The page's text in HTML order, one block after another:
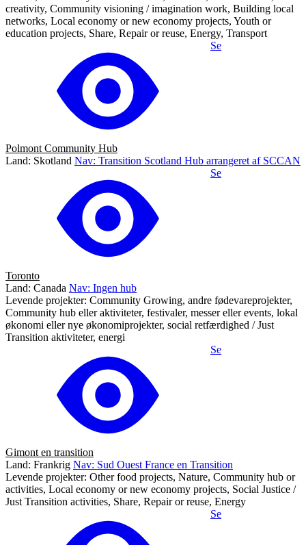
creativity, Community visioning / imagination work, Building local
networks, Local economy or new economy projects, Youth or
education projects, Share, Repair or reuse, Energy, Transport
Se
Polmont Community Hub
Land: Skotland Nav: Transition Scotland Hub arrangeret af SCCAN
Se
Toronto
Land: Canada Nav: Ingen hub
Levende projekter: Community Growing, andre fødevareprojekter,
Community hub eller aktiviteter, festivaler, messer eller events, lokal
økonomi eller nye økonomiprojekter, social retfærdighed / Just
Transition aktiviteter, energi
Se
Gimont en transition
Land: Frankrig Nav: Sud Ouest France en Transition
Levende projekter: Other food projects, Nature, Community hub or
activities, Local economy or new economy projects, Social Justice /
Just Transition activities, Share, Repair or reuse, Energy
Se